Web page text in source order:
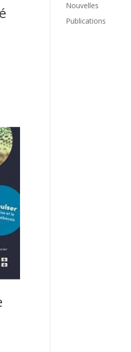
Nouvelles
Publications